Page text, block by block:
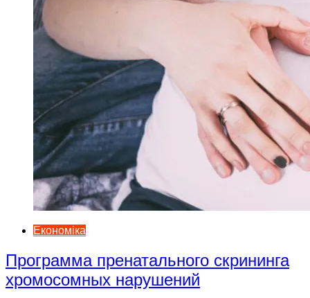
Економіка
Программа пренатального скрининга
хромосомных нарушений